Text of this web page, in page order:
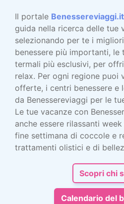
Il portale Benessereviaggi.it
guida nella ricerca delle tue
selezionando per te i
benessere più importanti, le
termali più esclusivi, per
relax. Per ogni regione puoi
offerte, i centri benessere e
da Benessereviaggi per le
Le tue vacanze con
anche essere rilassanti
fine settimana di coccole e
trattamenti olistici e di
Scopri chi
Calendario del